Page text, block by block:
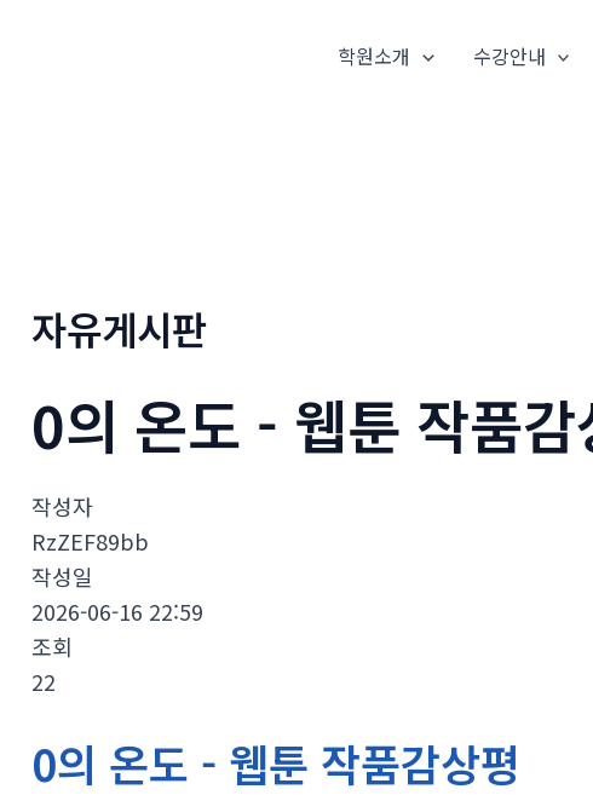
학원소개 수강안내
자유게시판
0의 온도 - 웹툰 작품감
작성자
RzZEF89bb
작성일
2026-06-16 22:59
조회
22
0의 온도 - 웹툰 작품감상평